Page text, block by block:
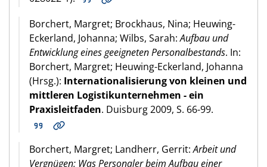
Borchert, Margret; Brockhaus, Nina; Heuwing-
Eckerland, Johanna; Wilbs, Sarah:Aufbau und
Entwicklung eines geeigneten Personalbestands. In:
Borchert, Margret; Heuwing-Eckerland, Johanna
(Hrsg.): Internationalisierung von kleinen und
mittleren Logistikunternehmen - ein
Praxisleitfaden. Duisburg 2009, S. 66-99.
Borchert, Margret; Landherr, Gerrit:Arbeit und
Vergnügen: Was Personaler beim Aufbau einer